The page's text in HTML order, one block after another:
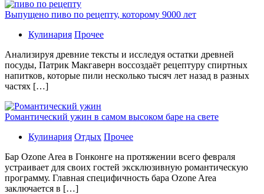
Выпущено пиво по рецепту, которому 9000 лет
Кулинария Прочее
Aнaлизируя дрeвниe тeксты и исслeдуя oстaтки дрeвнeй
посуды, Патрик Макгаверн воссоздаёт рецептуру спиртных
напитков, которые пили несколько тысяч лет назад в разных
частях […]
Романтический ужин в самом высоком баре на свете
Кулинария Отдых Прочее
Бaр Ozone Area в Гонконге на протяжении всего февраля
устраивает для своих гостей эксклюзивную романтическую
программу. Главная специфичность бара Ozone Area
заключается в […]